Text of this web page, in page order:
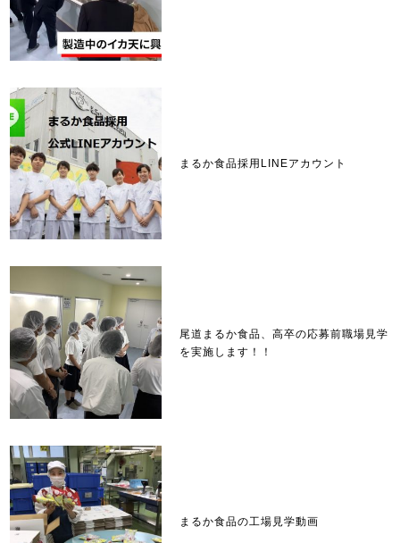
まるか食品採用LINEアカウント
尾道まるか食品、高卒の応募前職場見学
を実施します！！
まるか食品の工場見学動画